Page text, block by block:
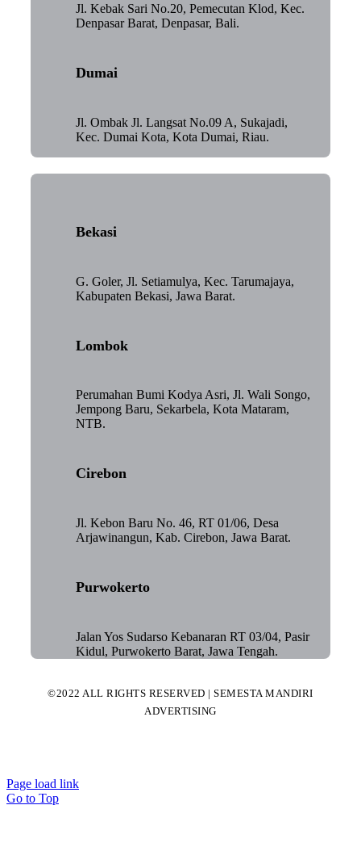
Jl. Kebak Sari No.20, Pemecutan Klod, Kec.
Denpasar Barat, Denpasar, Bali.
Dumai
Jl. Ombak Jl. Langsat No.09 A, Sukajadi,
Kec. Dumai Kota, Kota Dumai, Riau.
Bekasi
G. Goler, Jl. Setiamulya, Kec. Tarumajaya,
Kabupaten Bekasi, Jawa Barat.
Lombok
Perumahan Bumi Kodya Asri, Jl. Wali Songo,
Jempong Baru, Sekarbela, Kota Mataram,
NTB.
Cirebon
Jl. Kebon Baru No. 46, RT 01/06, Desa
Arjawinangun, Kab. Cirebon, Jawa Barat.
Purwokerto
Jalan Yos Sudarso Kebanaran RT 03/04, Pasir
Kidul, Purwokerto Barat, Jawa Tengah.
©2022 ALL RIGHTS RESERVED | SEMESTA MANDIRI
ADVERTISING
Page load link
Go to Top